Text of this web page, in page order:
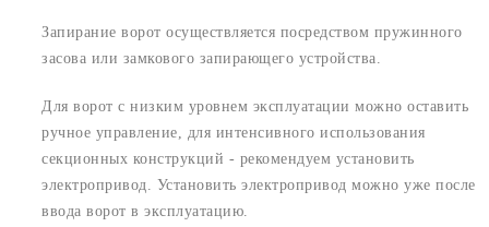
Запирание ворот осуществляется посредством пружинного
засова или замкового запирающего устройства.
Для ворот с низким уровнем эксплуатации можно оставить
ручное управление, для интенсивного использования
секционных конструкций - рекомендуем установить
электропривод. Установить электропривод можно уже после
ввода ворот в эксплуатацию.